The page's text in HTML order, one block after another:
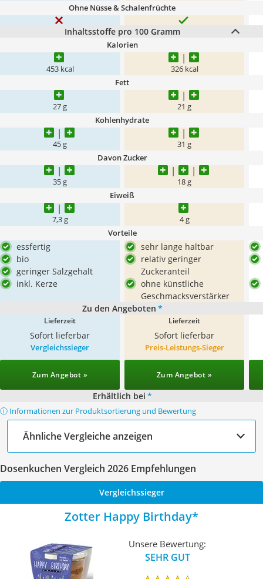
Ohne Nüsse & Schalenfrüchte
Inhaltsstoffe pro 100 Gramm
Kalorien
453 kcal 326 kcal
Fett
27 g 21 g
Kohlenhydrate
45 g 31 g
Davon Zucker
35 g 18 g
Eiweiß
7,3 g 4 g
Vorteile
essfertig
bio
geringer Salzgehalt
inkl. Kerze
sehr lange haltbar
relativ geringer
Zuckeranteil
ohne künstliche
Geschmacksverstärker
Zu den Angeboten *
Lieferzeit
Sofort lieferbar
Lieferzeit
Sofort lieferbar
Vergleichssieger
Zum Angebot »
Preis-Leistungs-Sieger
Zum Angebot »
Erhältlich bei *
ⓘ Informationen zur Produktsortierung und Bewertung
Ähnliche Vergleiche anzeigen
Dosenkuchen Vergleich 2026 Empfehlungen
Vergleichssieger
Zotter Happy Birthday
Unsere Bewertung:
SEHR GUT